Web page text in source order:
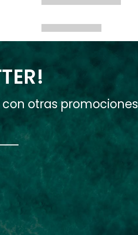
otras promociones